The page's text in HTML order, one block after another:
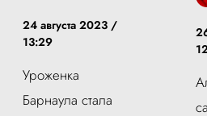
24 августа 2023 /
13:29
Уроженка
Барнаула стала